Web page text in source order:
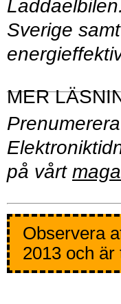
Sverige
på vårt
Observera
2013 och är